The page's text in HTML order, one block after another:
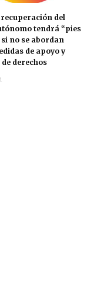
recuperación del
tendrá “pies
no se abordan
de apoyo y
derechos